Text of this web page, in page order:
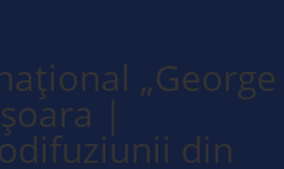
„George
|
din